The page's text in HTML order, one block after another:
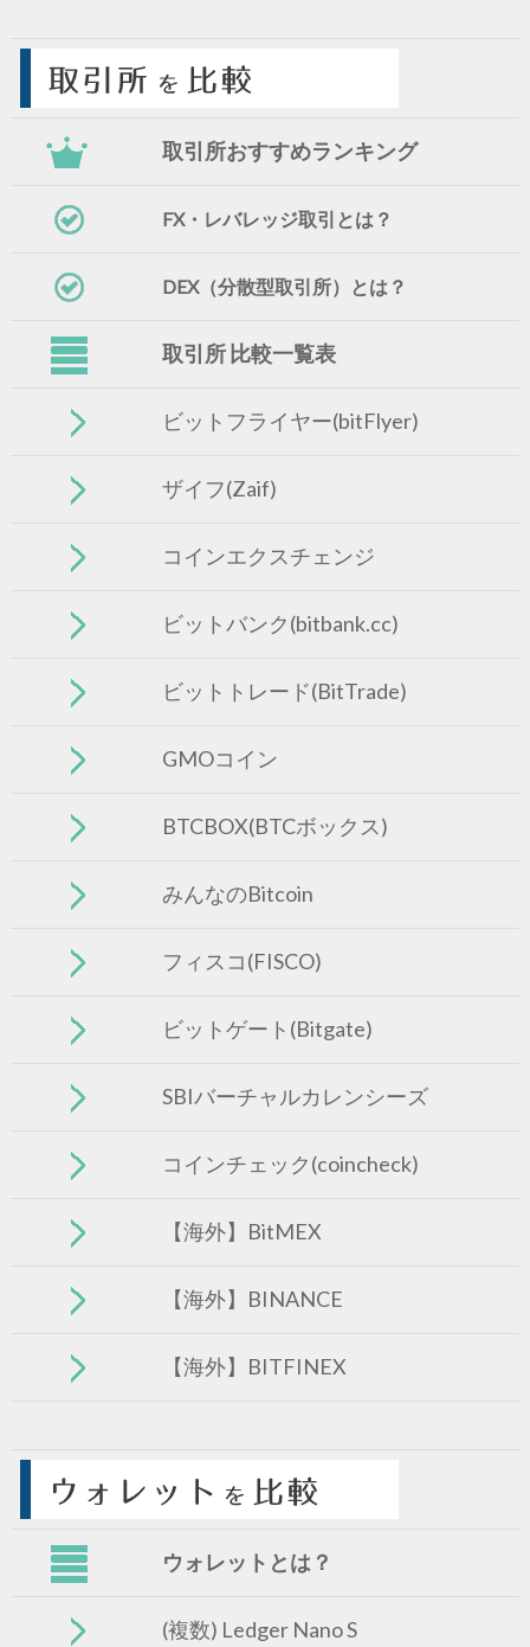
取引所おすすめランキング
FX・レバレッジ取引とは？
DEX（分散型取引所）とは？
取引所 比較一覧表
ビットフライヤー(bitFlyer)
ザイフ(Zaif)
コインエクスチェンジ
ビットバンク(bitbank.cc)
ビットトレード(BitTrade)
GMOコイン
BTCBOX(BTCボックス)
みんなのBitcoin
フィスコ(FISCO)
ビットゲート(Bitgate)
SBIバーチャルカレンシーズ
コインチェック(coincheck)
【海外】BitMEX
【海外】BINANCE
【海外】BITFINEX
ウォレットとは？
(複数) Ledger Nano S